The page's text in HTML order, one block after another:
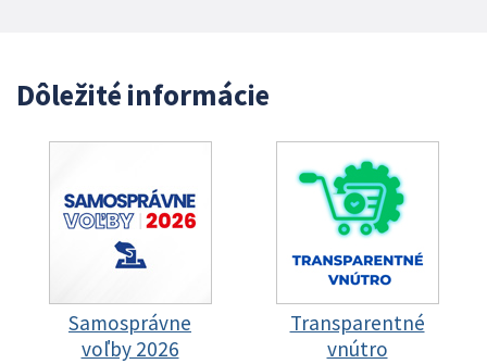
Dôležité informácie
Samosprávne
voľby 2026
Transparentné
vnútro